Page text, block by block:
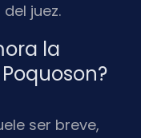
juez.
la
ser breve,